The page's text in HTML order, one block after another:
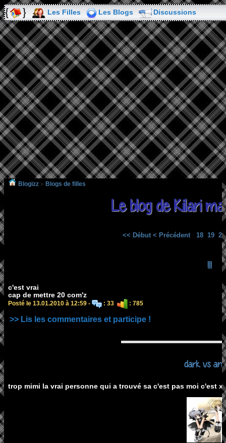
Les Filles Les Blogs Discussions
Blogizz » Blogs de filles
Le blog de Kilari
<< Début < Précédent 18 19 20
!!!
c'est vrai
cap de mettre 20 com'z
Posté le 13.01.2010 à 12:59 - : 33 : 785
>> Lis les commentaires et participe !
dark vs
trop mimi la vrai personne qui a trouvé sa c'est pas moi c'est